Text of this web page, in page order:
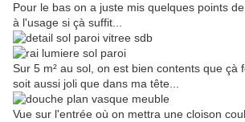
Pour le bas on a juste mis quelques points
à l'usage si çà suffit...
Sur 5 m² au sol, on est bien contents que çà
soit aussi joli que dans ma tête...
Vue sur l'entrée où on mettra une cloison